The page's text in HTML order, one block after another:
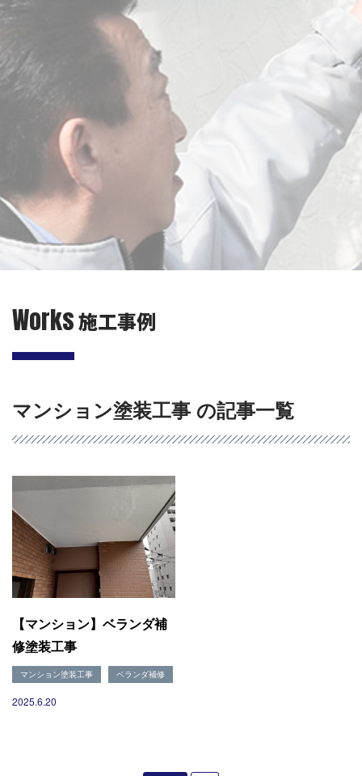
会社概要
選ばれる理由
現場ブログ
リフォームQ&A
お電話でお気軽にお問い合わせください
082-291-9400
Works施工事例
マンション塗装工事 の記事一覧
【マンション】ベランダ補
修塗装工事
マンション塗装工事 ベランダ補修
2025.6.20